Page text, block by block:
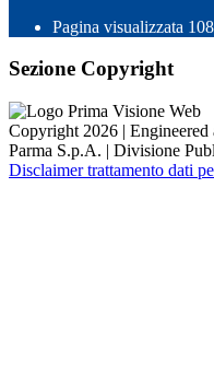
Pagina visualizzata
Sezione Copyright
Copyright 2026 |
Parma S.p.A. | Divisione
Disclaimer trattamento dati